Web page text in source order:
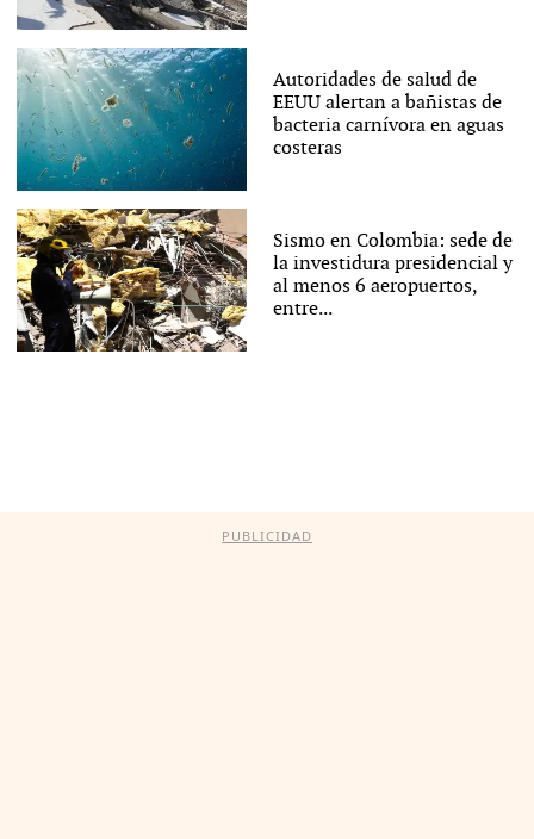
Autoridades de salud de
EEUU alertan a bañistas de
bacteria carnívora en aguas
costeras
Sismo en Colombia: sede de
la investidura presidencial y
al menos 6 aeropuertos,
entre...
PUBLICIDAD